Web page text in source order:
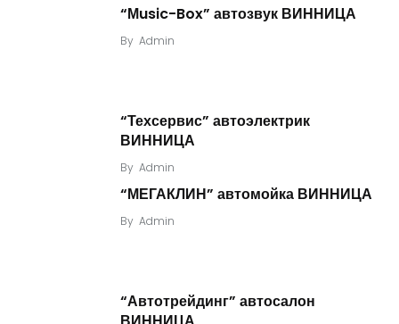
“Мusic-Box” автозвук ВИННИЦА
By Admin
“Техсервис” автоэлектрик
ВИННИЦА
By Admin
“МЕГАКЛИН” автомойка ВИННИЦА
By Admin
“Автотрейдинг” автосалон